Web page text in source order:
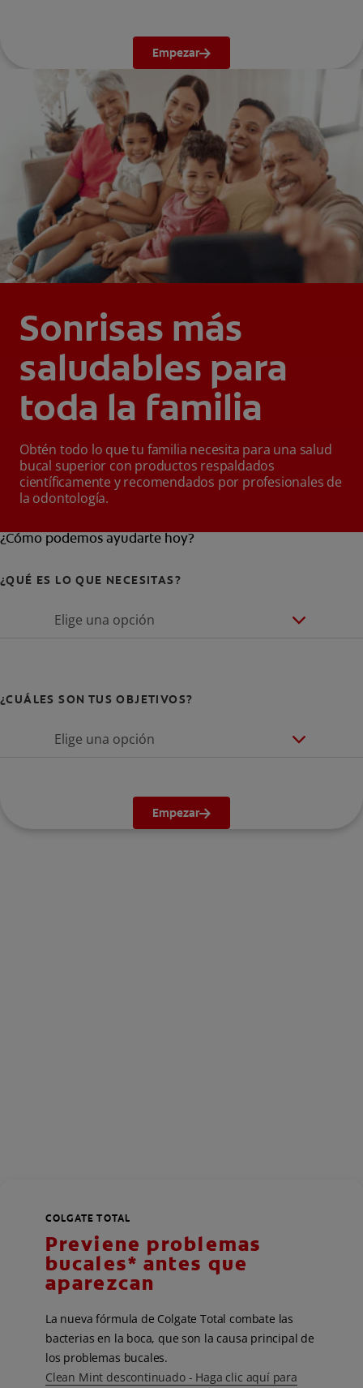
Empezar
Sonrisas más
saludables para
toda la familia
Obtén todo lo que tu familia necesita para una salud
bucal superior con productos respaldados
científicamente y recomendados por profesionales de
la odontología.
¿Cómo podemos ayudarte hoy?
¿QUÉ ES LO QUE NECESITAS?
Elige una opción
¿CUÁLES SON TUS OBJETIVOS?
Elige una opción
Empezar
COLGATE TOTAL
Previene problemas
bucales* antes que
aparezcan
La nueva fórmula de Colgate Total combate las
bacterias en la boca, que son la causa principal de
los problemas bucales.
Clean Mint descontinuado - Haga clic aquí para